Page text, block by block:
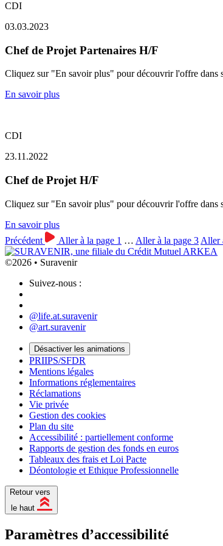
CDI
03.03.2023
Chef de Projet Partenaires H/F
Cliquez sur "En savoir plus" pour découvrir l'offre dans
En savoir plus
CDI
23.11.2022
Chef de Projet H/F
Cliquez sur "En savoir plus" pour découvrir l'offre dans
En savoir plus
Précédent
Aller à la page 1 … Aller à la page 3 Aller
©2026 • Suravenir
Suivez-nous :
@life.at.suravenir
@art.suravenir
Désactiver les animations
PRIIPS/SFDR
Mentions légales
Informations réglementaires
Réclamations
Vie privée
Gestion des cookies
Plan du site
Accessibilité : partiellement conforme
Rapports de gestion des fonds en euros
Tableaux des frais et Loi Pacte
Déontologie et Ethique Professionnelle
Retour vers
le haut
Paramètres d’accessibilité